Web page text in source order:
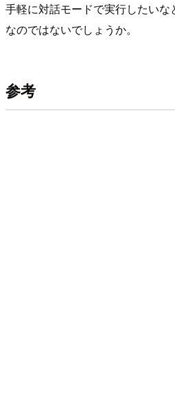
手軽に対話モードで実行したい
なのではないでしょうか。
参考